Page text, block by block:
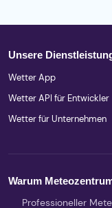
Unsere
Wetter App
Wetter API für Entwickler
Wetter für Unternehmen
Warum
Professioneller